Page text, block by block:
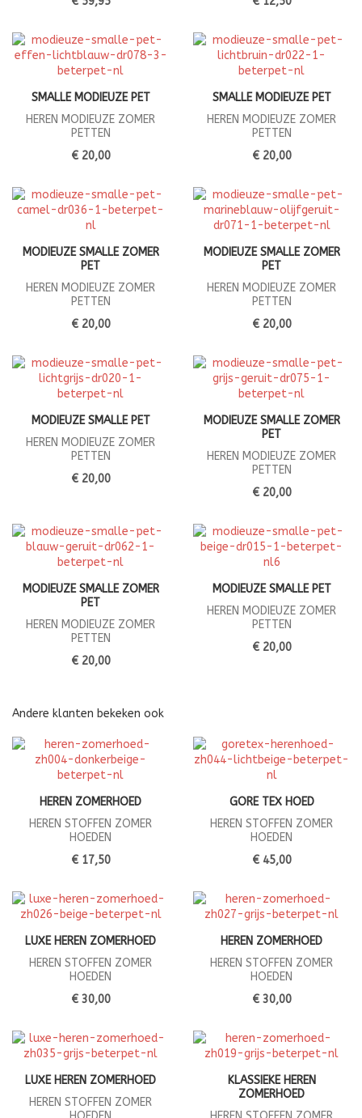
SMALLE MODIEUZE PET
HEREN MODIEUZE ZOMER
PETTEN
€ 20,00
SMALLE MODIEUZE PET
HEREN MODIEUZE ZOMER
PETTEN
€ 20,00
MODIEUZE SMALLE ZOMER
PET
HEREN MODIEUZE ZOMER
PETTEN
€ 20,00
MODIEUZE SMALLE ZOMER
PET
HEREN MODIEUZE ZOMER
PETTEN
€ 20,00
MODIEUZE SMALLE PET
HEREN MODIEUZE ZOMER
PETTEN
€ 20,00
MODIEUZE SMALLE ZOMER
PET
HEREN MODIEUZE ZOMER
PETTEN
€ 20,00
MODIEUZE SMALLE ZOMER
PET
HEREN MODIEUZE ZOMER
PETTEN
€ 20,00
MODIEUZE SMALLE PET
HEREN MODIEUZE ZOMER
PETTEN
€ 20,00
Andere klanten bekeken ook
HEREN ZOMERHOED
HEREN STOFFEN ZOMER
HOEDEN
€ 17,50
GORE TEX HOED
HEREN STOFFEN ZOMER
HOEDEN
€ 45,00
LUXE HEREN ZOMERHOED
HEREN STOFFEN ZOMER
HOEDEN
€ 30,00
HEREN ZOMERHOED
HEREN STOFFEN ZOMER
HOEDEN
€ 30,00
LUXE HEREN ZOMERHOED
HEREN STOFFEN ZOMER
KLASSIEKE HEREN
ZOMERHOED